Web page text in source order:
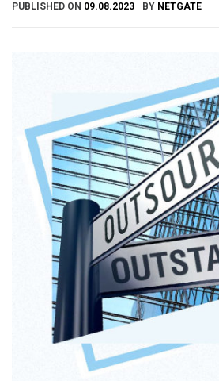
PUBLISHED ON 09.08.2023 BY NETGATE